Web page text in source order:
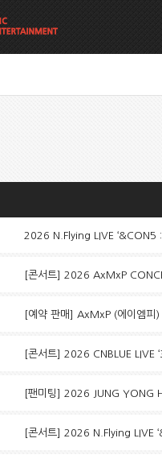
2026 N.Flying LIVE ‘&CON5
[콘서트] 2026 AxMxP
[예약 판매] AxMxP (에이엠
[콘서트] 2026 CNBLUE LIVE
[팬미팅] 2026 JUNG YONG
[콘서트] 2026 N.Flying LIVE